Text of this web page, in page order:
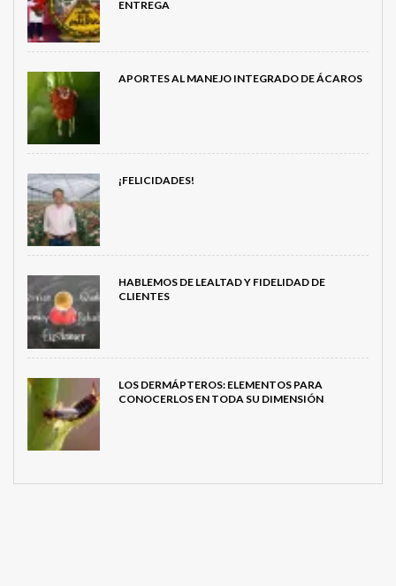
ENTREGA
APORTES AL MANEJO INTEGRADO DE ÁCAROS
¡FELICIDADES!
HABLEMOS DE LEALTAD Y FIDELIDAD DE
CLIENTES
LOS DERMÁPTEROS: ELEMENTOS PARA
CONOCERLOS EN TODA SU DIMENSIÓN